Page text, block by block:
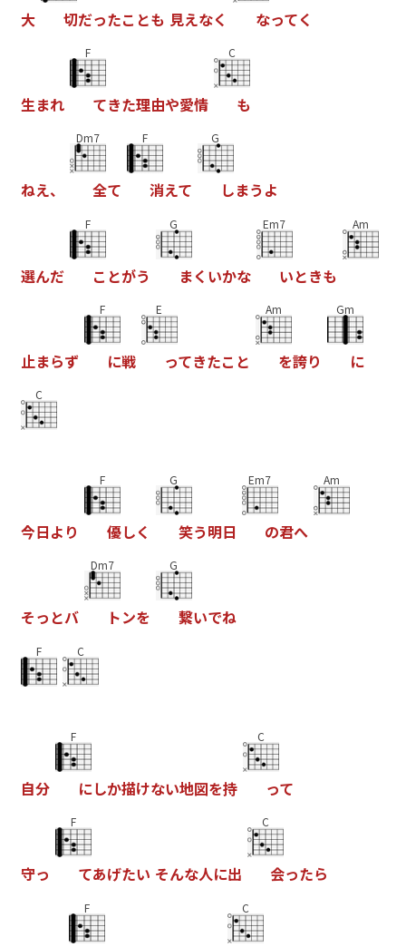
大 切だったこ とも 見えなく なってく
生まれ
F
てきた理由や愛情
C
も
ねえ、
Dm7
全て
F
消えて
G
しまう よ
選んだ
F
こ とがう
G
まく いかな
Em7
いときも
Am
止まらず
F
に戦
E
ってきたこ と
Am
を誇り
Gm
に
C
今日よ り
F
優しく
G
笑う明日
Em7
の君へ
Am
そっ とバ
Dm7
トンを
G
繋いでね
F C
自分
F
にしか描けない地図を持
C
って
守っ
F
てあげたい そんな人に出
C
会ったら
F C